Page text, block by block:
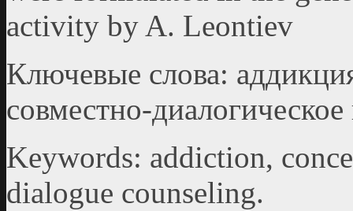
activity by A. Leontiev
Ключевые слова:
совместно-
Keywords: addiction,
dialogue counseling.